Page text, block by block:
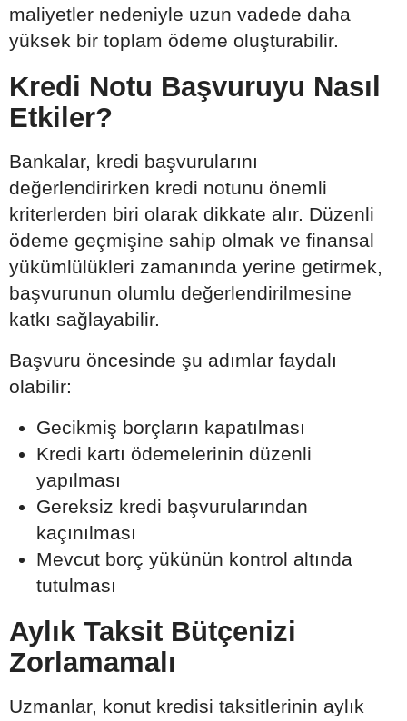
maliyetler nedeniyle uzun vadede daha
yüksek bir toplam ödeme oluşturabilir.
Kredi Notu Başvuruyu Nasıl
Etkiler?
Bankalar, kredi başvurularını
değerlendirirken kredi notunu önemli
kriterlerden biri olarak dikkate alır. Düzenli
ödeme geçmişine sahip olmak ve finansal
yükümlülükleri zamanında yerine getirmek,
başvurunun olumlu değerlendirilmesine
katkı sağlayabilir.
Başvuru öncesinde şu adımlar faydalı
olabilir:
Gecikmiş borçların kapatılması
Kredi kartı ödemelerinin düzenli
yapılması
Gereksiz kredi başvurularından
kaçınılması
Mevcut borç yükünün kontrol altında
tutulması
Aylık Taksit Bütçenizi
Zorlamamalı
Uzmanlar, konut kredisi taksitlerinin aylık